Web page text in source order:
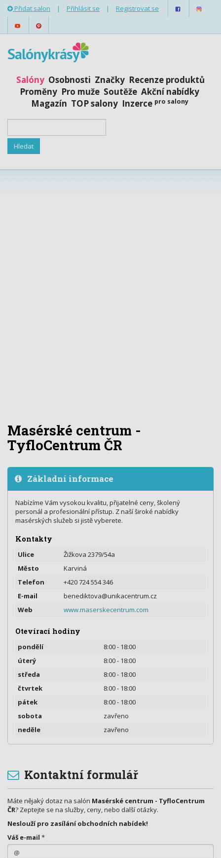
Přidat salon | Přihlásit se | Registrovat se
Salóny Osobnosti Značky Recenze produktů
Proměny Pro muže Soutěže Akční nabídky
Magazín TOP salony Inzerce pro salony
Masérské centrum -
TyfloCentrum ČR
Základní informace
Nabízíme Vám vysokou kvalitu, přijatelné ceny, školený
personál a profesionální přístup. Z naší široké nabídky
masérských služeb si jistě vyberete.
Kontakty
Ulice
Žižkova 2379/54a
Město
Karviná
Telefon
+420 724 554 346
E-mail
benediktova@unikacentrum.cz
Web
www.maserskecentrum.com
Otevírací hodiny
pondělí
8:00 - 18:00
úterý
8:00 - 18:00
středa
8:00 - 18:00
čtvrtek
8:00 - 18:00
pátek
8:00 - 18:00
sobota
zavřeno
neděle
zavřeno
Kontaktní formulář
Máte nějaký dotaz na salón Masérské centrum - TyfloCentrum
ČR? Zeptejte se na služby, ceny, nebo další otázky.
Neslouží pro zasílání obchodních nabídek!
Váš e-mail *